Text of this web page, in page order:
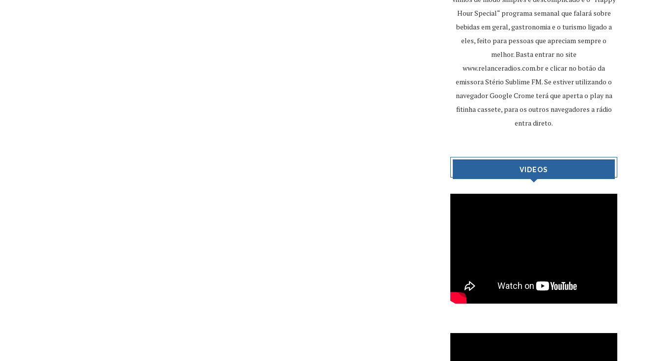
Hour Special“ programa semanal que falará sobre
bebidas em geral, gastronomia e o turismo ligado a
eles, feito para pessoas que apreciam sempre o
melhor. Basta entrar no site
www.relanceradios.com.bre clicar no botão da
emissora Stério Sublime FM. Se estiver utilizando o
navegador Google Crome terá que aperta o play na
fitinha cassete, para os outros navegadores a rádio
entra direto.
VIDEOS